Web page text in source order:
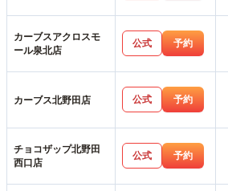
カーブスアクロスモ
ール泉北店
公式 予約
カーブス北野田店 公式 予約
チョコザップ北野田
西口店
公式 予約